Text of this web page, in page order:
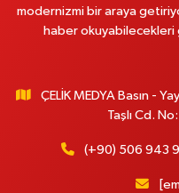
modernizmi bir araya
haber okuyabilecekleri
ÇELİK MEDYA Basın -
Taşlı Cd.
(+90) 506 943